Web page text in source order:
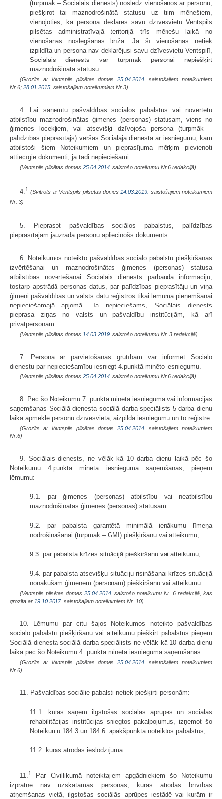
(turpmāk – Sociālais dienests) noslēdz vienošanos ar personu,
piešķirot tai maznodrošinātā statusu uz trim mēnešiem,
vienojoties, ka persona deklarēs savu dzīvesvietu Ventspils
pilsētas administratīvajā teritorijā trīs mēnešu laikā no
vienošanās noslēgšanas brīža. Ja šī vienošanās netiek
izpildīta un persona nav deklarējusi savu dzīvesvietu Ventspilī,
Sociālais dienests var turpmāk personai nepiešķirt
maznodrošinātā statusu.
(Grozīts ar Ventspils pilsētas domes 25.04.2014.
saistošajiem noteikumiem
Nr.6; 28.01.2015. saistošajiem noteikumiem Nr.3)
4. Lai saņemtu pašvaldības sociālos pabalstus vai novērtētu
atbilstību maznodrošinātas ģimenes (personas) statusam, viens no
ģimenes locekļiem, vai atsevišķi dzīvojoša persona (turpmāk –
palīdzības pieprasītājs) vēršas Sociālajā dienestā ar iesniegumu, kam
atbilstoši šiem Noteikumiem un pieprasījuma mērķim pievienoti
attiecīgie dokumenti, ja tādi nepieciešami.
(Ventspils pilsētas domes 25.04.2014. saistošo noteikumu Nr.6 redakcijā)
4.1 (Svītrots ar Ventspils pilsētas domes14.03.2019. saistošajiem noteikumiem
Nr. 3)
5. Pieprasot pašvaldības sociālos pabalstus, palīdzības
pieprasītājam jāuzrāda personu apliecinošs dokuments.
6. Noteikumos noteikto pašvaldības sociālo pabalstu piešķiršanas
izvērtēšanai un maznodrošinātas ģimenes (personas) statusa
atbilstības novērtēšanai Sociālais dienests pārbauda informāciju,
tostarp apstrādā personas datus, par palīdzības pieprasītāju un viņa
ģimeni pašvaldības un valsts datu reģistros tikai lēmuma pieņemšanai
nepieciešamajā apjomā. Ja nepieciešams, Sociālais dienests
pieprasa ziņas no valsts un pašvaldību institūcijām, kā arī
privātpersonām.
(Ventspils pilsētas domes 14.03.2019. saistošo noteikumu Nr. 3 redakcijā)
7. Persona ar pārvietošanās grūtībām var informēt Sociālo
dienestu par nepieciešamību iesniegt 4.punktā minēto iesniegumu.
(Ventspils pilsētas domes 25.04.2014. saistošo noteikumu Nr.6 redakcijā)
8. Pēc šo Noteikumu 7. punktā minētā iesnieguma vai informācijas
saņemšanas Sociālā dienesta sociālā darba speciālists 5 darba dienu
laikā apmeklē personu dzīvesvietā, aizpilda iesniegumu un to reģistrē.
(Grozīts ar Ventspils pilsētas domes 25.04.2014.
saistošajiem noteikumiem
Nr.6)
9. Sociālais dienests, ne vēlāk kā 10 darba dienu laikā pēc šo
Noteikumu 4.punktā minētā iesnieguma saņemšanas, pieņem
lēmumu:
9.1. par ģimenes (personas) atbilstību vai neatbilstību
maznodrošinātas ģimenes (personas) statusam;
9.2. par pabalsta garantētā minimālā ienākumu līmeņa
nodrošināšanai (turpmāk – GMI) piešķiršanu vai atteikumu;
9.3. par pabalsta krīzes situācijā piešķiršanu vai atteikumu;
9.4. par pabalsta atsevišķu situāciju risināšanai krīzes situācijā
nonākušām ģimenēm (personām) piešķiršanu vai atteikumu.
(Ventspils pilsētas domes 25.04.2014. saistošo noteikumu Nr. 6 redakcijā, kas
grozīta ar 19.10.2017. saistošajiem noteikumiem Nr. 10)
10. Lēmumu par citu šajos Noteikumos noteikto pašvaldības
sociālo pabalstu piešķiršanu vai atteikumu piešķirt pabalstus pieņem
Sociālā dienesta sociālā darba speciālists ne vēlāk kā 10 darba dienu
laikā pēc šo Noteikumu 4. punktā minētā iesnieguma saņemšanas.
(Grozīts ar Ventspils pilsētas domes 25.04.2014.
saistošajiem noteikumiem
Nr.6)
11. Pašvaldības sociālie pabalsti netiek piešķirti personām:
11.1. kuras saņem ilgstošas sociālās aprūpes un sociālās
rehabilitācijas institūcijas sniegtos pakalpojumus, izņemot šo
Noteikumu 184.3 un 184.6. apakšpunktā noteiktos pabalstus;
11.2. kuras atrodas ieslodzījumā.
11. 1
Par Civillikumā noteiktajiem apgādniekiem šo Noteikumu
izpratnē nav uzskatāmas personas, kuras atrodas brīvības
atņemšanas vietā, ilgstošas sociālās aprūpes iestādē vai kurām ir